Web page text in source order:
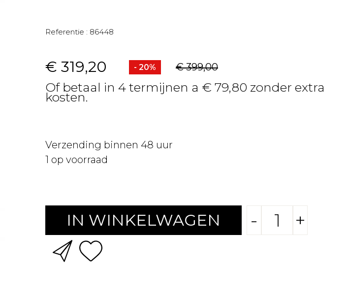
Referentie : 86448
€ 319,20 - 20% € 399,00
Of betaal in 4 termijnen a € 79,80 zonder extra
kosten.
Verzending binnen 48 uur
1 op voorraad
IN WINKELWAGEN - +